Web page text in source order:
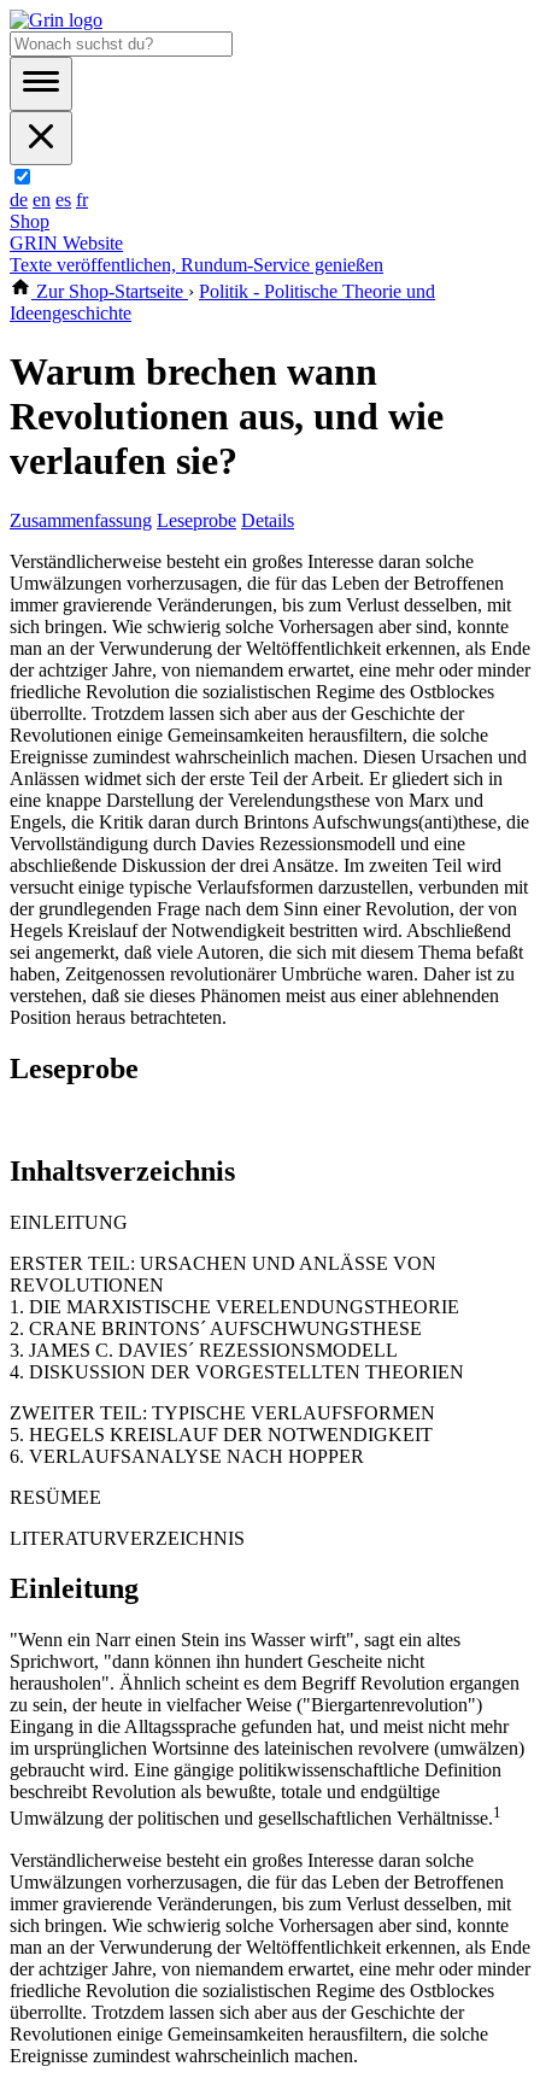
de en es fr
Shop
GRIN Website
Texte veröffentlichen, Rundum-Service genießen
Zur Shop-Startseite › Politik - Politische Theorie und
Ideengeschichte
Warum brechen wann
Revolutionen aus, und wie
verlaufen sie?
Zusammenfassung Leseprobe Details
Verständlicherweise besteht ein großes Interesse daran solche
Umwälzungen vorherzusagen, die für das Leben der Betroffenen
immer gravierende Veränderungen, bis zum Verlust desselben, mit
sich bringen. Wie schwierig solche Vorhersagen aber sind, konnte
man an der Verwunderung der Weltöffentlichkeit erkennen, als Ende
der achtziger Jahre, von niemandem erwartet, eine mehr oder minder
friedliche Revolution die sozialistischen Regime des Ostblockes
überrollte. Trotzdem lassen sich aber aus der Geschichte der
Revolutionen einige Gemeinsamkeiten herausfiltern, die solche
Ereignisse zumindest wahrscheinlich machen. Diesen Ursachen und
Anlässen widmet sich der erste Teil der Arbeit. Er gliedert sich in
eine knappe Darstellung der Verelendungsthese von Marx und
Engels, die Kritik daran durch Brintons Aufschwungs(anti)these, die
Vervollständigung durch Davies Rezessionsmodell und eine
abschließende Diskussion der drei Ansätze. Im zweiten Teil wird
versucht einige typische Verlaufsformen darzustellen, verbunden mit
der grundlegenden Frage nach dem Sinn einer Revolution, der von
Hegels Kreislauf der Notwendigkeit bestritten wird. Abschließend
sei angemerkt, daß viele Autoren, die sich mit diesem Thema befaßt
haben, Zeitgenossen revolutionärer Umbrüche waren. Daher ist zu
verstehen, daß sie dieses Phänomen meist aus einer ablehnenden
Position heraus betrachteten.
Leseprobe
Inhaltsverzeichnis
EINLEITUNG
ERSTER TEIL: URSACHEN UND ANLÄSSE VON
REVOLUTIONEN
1. DIE MARXISTISCHE VERELENDUNGSTHEORIE
2. CRANE BRINTONS´ AUFSCHWUNGSTHESE
3. JAMES C. DAVIES´ REZESSIONSMODELL
4. DISKUSSION DER VORGESTELLTEN THEORIEN
ZWEITER TEIL: TYPISCHE VERLAUFSFORMEN
5. HEGELS KREISLAUF DER NOTWENDIGKEIT
6. VERLAUFSANALYSE NACH HOPPER
RESÜMEE
LITERATURVERZEICHNIS
Einleitung
"Wenn ein Narr einen Stein ins Wasser wirft", sagt ein altes
Sprichwort, "dann können ihn hundert Gescheite nicht
herausholen". Ähnlich scheint es dem Begriff Revolution ergangen
zu sein, der heute in vielfacher Weise ("Biergartenrevolution")
Eingang in die Alltagssprache gefunden hat, und meist nicht mehr
im ursprünglichen Wortsinne des lateinischen revolvere (umwälzen)
gebraucht wird. Eine gängige politikwissenschaftliche Definition
beschreibt Revolution als bewußte, totale und endgültige
Umwälzung der politischen und gesellschaftlichen Verhältnisse.1
Verständlicherweise besteht ein großes Interesse daran solche
Umwälzungen vorherzusagen, die für das Leben der Betroffenen
immer gravierende Veränderungen, bis zum Verlust desselben, mit
sich bringen. Wie schwierig solche Vorhersagen aber sind, konnte
man an der Verwunderung der Weltöffentlichkeit erkennen, als Ende
der achtziger Jahre, von niemandem erwartet, eine mehr oder minder
friedliche Revolution die sozialistischen Regime des Ostblockes
überrollte. Trotzdem lassen sich aber aus der Geschichte der
Revolutionen einige Gemeinsamkeiten herausfiltern, die solche
Ereignisse zumindest wahrscheinlich machen.